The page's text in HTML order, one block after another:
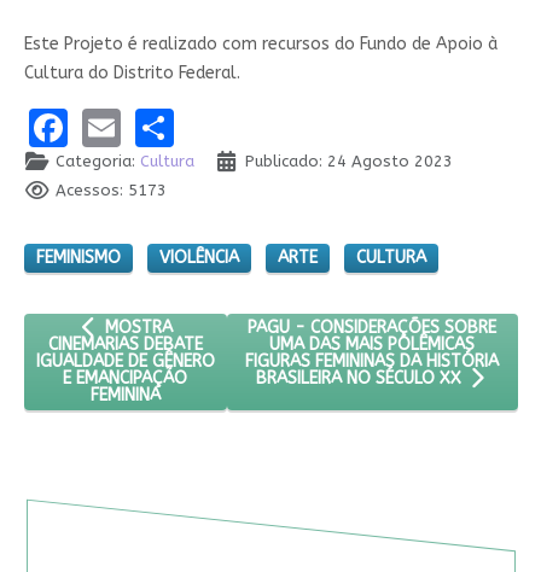
Este Projeto é realizado com recursos do Fundo de Apoio à
Cultura do Distrito Federal.
Facebook
EmailShare
Categoria: Cultura
Publicado: 24 Agosto 2023
Acessos: 5173
FEMINISMO VIOLÊNCIA ARTE CULTURA
ARTIGO ANTERIOR: MOSTRA CINEMARIAS DEBATE
MOSTRA
CINEMARIAS DEBATE
IGUALDADE DE GÊNERO
E EMANCIPAÇÃO
FEMININA
PRÓXIMO ARTIGO: PAGU -
PAGU - CONSIDERAÇÕES SOBRE
UMA DAS MAIS POLÊMICAS
FIGURAS FEMININAS DA HISTÓRIA
BRASILEIRA NO SÉCULO XX